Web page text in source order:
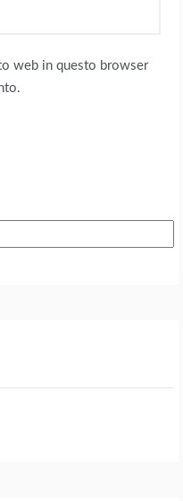
web in questo browser